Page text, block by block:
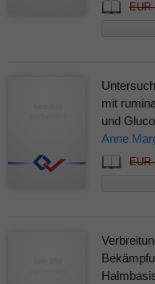
EUR
mit
und
Anne
EUR